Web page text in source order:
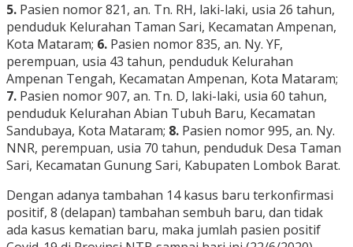
5. Pasien nomor 821, an. Tn. RH, laki-laki, usia 26 tahun,
penduduk Kelurahan Taman Sari, Kecamatan Ampenan,
Kota Mataram; 6. Pasien nomor 835, an. Ny. YF,
perempuan, usia 43 tahun, penduduk Kelurahan
Ampenan Tengah, Kecamatan Ampenan, Kota Mataram;
7. Pasien nomor 907, an. Tn. D, laki-laki, usia 60 tahun,
penduduk Kelurahan Abian Tubuh Baru, Kecamatan
Sandubaya, Kota Mataram; 8. Pasien nomor 995, an. Ny.
NNR, perempuan, usia 70 tahun, penduduk Desa Taman
Sari, Kecamatan Gunung Sari, Kabupaten Lombok Barat.
Dengan adanya tambahan 14 kasus baru terkonfirmasi
positif, 8 (delapan) tambahan sembuh baru, dan tidak
ada kasus kematian baru, maka jumlah pasien positif